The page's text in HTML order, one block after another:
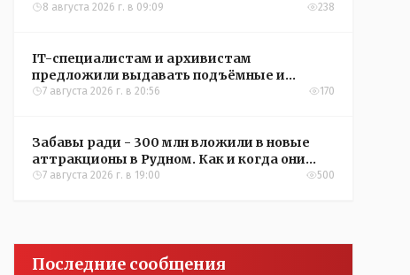
8 августа 2026 г. в 09:09 238
IT-специалистам и архивистам
предложили выдавать подъёмные и
кредиты на жильё в сёлах Казахстана
7 августа 2026 г. в 20:56 170
Забавы ради - 300 млн вложили в новые
аттракционы в Рудном. Как и когда они
окупятся?
7 августа 2026 г. в 19:00 500
Последние сообщения